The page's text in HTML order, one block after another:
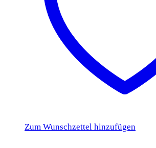
Zum Wunschzettel hinzufügen